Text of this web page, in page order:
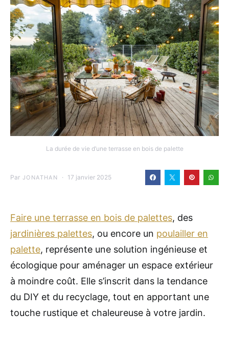
La durée de vie d’une terrasse en bois de palette
Par JONATHAN 17 janvier 2025
Faire une terrasse en bois de palettes, des
jardinières palettes, ou encore un poulailler en
palette, représente une solution ingénieuse et
écologique pour aménager un espace extérieur
à moindre coût. Elle s’inscrit dans la tendance
du DIY et du recyclage, tout en apportant une
touche rustique et chaleureuse à votre jardin.